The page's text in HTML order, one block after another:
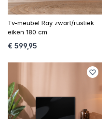
Tv-meubel Ray zwart/rustiek
eiken 180 cm
€ 599,95